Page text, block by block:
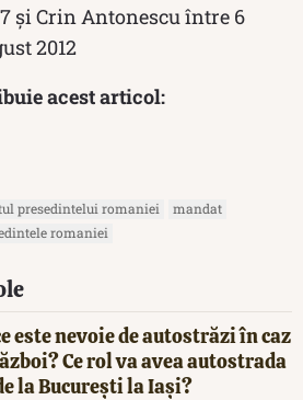
și Crin Antonescu între 6
2012
acest articol:
presedintelui romaniei
mandat
romaniei
este nevoie de autostrăzi în caz
Ce rol va avea autostrada
la București la Iași?